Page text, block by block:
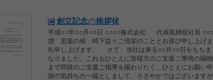
創立記念の挨拶状
平成○○年○○月○○日 ○○○○株式会社 代表取締役社長
啓 若葉の候 時下益々ご清栄のこととお喜び申し上げ
礼申し上げます。 さて、当社は来る○○月○○日をもちま
なりました。これもひとえに皆様方のご支援ご厚情の賜
まで同様のご支援ご指導を賜わりたく、ひとえにお願
謝の気持ちの一端としまして、ささやかではございます